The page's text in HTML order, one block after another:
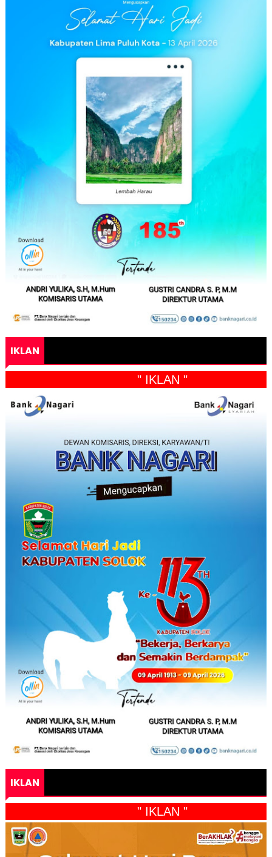
IKLAN
" IKLAN "
IKLAN
" IKLAN "